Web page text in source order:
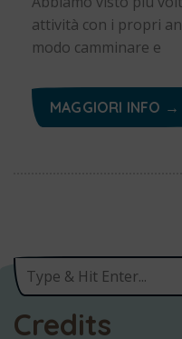
attività con i propri
modo camminare e
MAGGIORI INFO →
Credits